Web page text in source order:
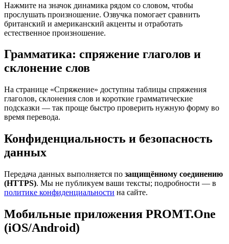
Нажмите на значок динамика рядом со словом, чтобы
прослушать произношение. Озвучка помогает сравнить
британский и американский акценты и отработать
естественное произношение.
Грамматика: спряжение глаголов и
склонение слов
На странице «Спряжение» доступны таблицы спряжения
глаголов, склонения слов и короткие грамматические
подсказки — так проще быстро проверить нужную форму во
время перевода.
Конфиденциальность и безопасность
данных
Передача данных выполняется по защищённому соединению
(HTTPS). Мы не публикуем ваши тексты; подробности — в
политике конфиденциальности на сайте.
Мобильные приложения PROMT.One
(iOS/Android)